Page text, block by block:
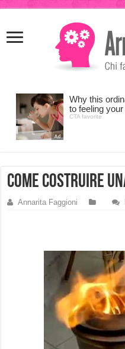
giriş
kingroyal
come costruire
Annarita Faggioni